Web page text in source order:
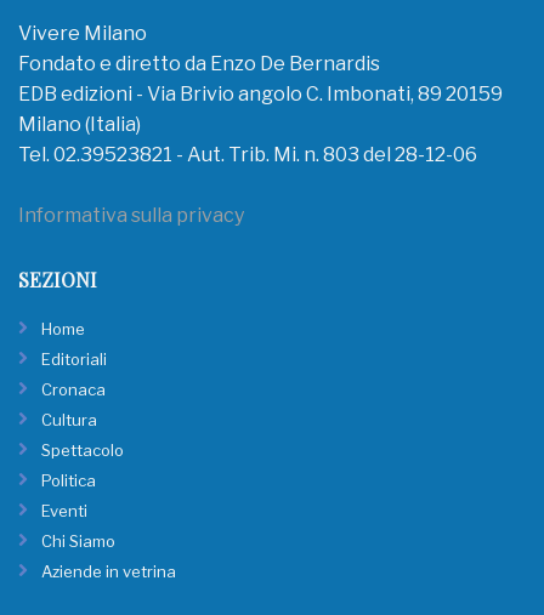
Vivere Milano
Fondato e diretto da Enzo De Bernardis
EDB edizioni - Via Brivio angolo C. Imbonati, 89 20159
Milano (Italia)
Tel. 02.39523821 - Aut. Trib. Mi. n. 803 del 28-12-06
Informativa sulla privacy
SEZIONI
Home
Editoriali
Cronaca
Cultura
Spettacolo
Politica
Eventi
Chi Siamo
Aziende in vetrina